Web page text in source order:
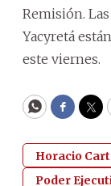
Remisión. Las
Yacyretá
este viernes.
WhatsApp
Horacio
Poder